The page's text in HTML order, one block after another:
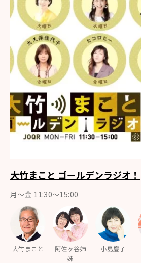
大竹まこと ゴールデンラジオ！
月〜金 11:30～15:00
大竹まこと
阿佐ヶ谷姉
妹
小島慶子